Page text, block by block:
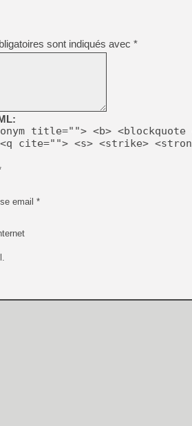
[Mo5] Deux inédits du
[GK] Le beat'em up The
[GK] Endless Legend 2 :
[LS] [PS5] Le WebKit
[GK] Oubliez Crazy Taxi,
[LS] [Switch] NSZ 5.0.0
[GK] No More Room in
[GK] Un chatbot Atelier
sont indiqués avec *
title=""> <b> <blockquote
cite=""> <s> <strike>
email *